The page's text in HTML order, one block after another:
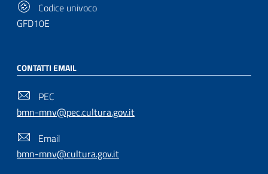
Codice univoco
GFD10E
CONTATTI EMAIL
PEC
bmn-mnv@pec.cultura.gov.it
Email
bmn-mnv@cultura.gov.it